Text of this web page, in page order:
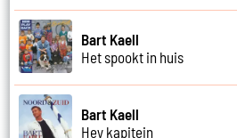
Bart Kaell
Het spookt in huis
Bart Kaell
Hey kapitein